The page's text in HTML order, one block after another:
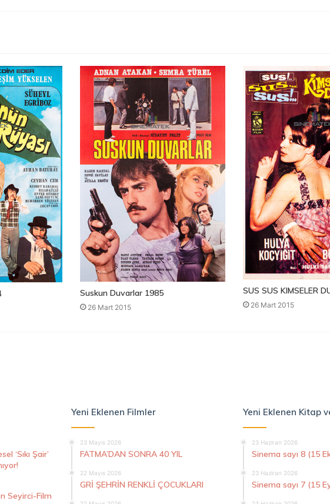
Suskun Duvarlar 1985
26 Mart 2015
SUS SUS KIMSELER
26 Mart 2015
‘Sıkı Şair’
Seyirci-Film
Yeni Eklenen Filmler
23 Mayıs 2026
FATMA’DAN SONRA 40 YIL
22 Mayıs 2026
GRİ ŞEHRİN RENKLİ ÇOCUKLARI
Yeni Eklenen Kitap
23 Haziran 2026
Sinema sayı 8 (15
23 Haziran 2026
Sinema sayı 7 (15